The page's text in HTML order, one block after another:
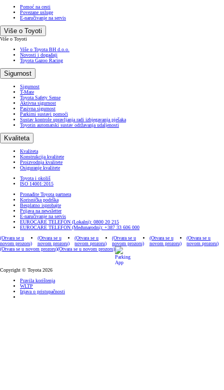
Pomoć na cesti
Povezane usluge
E-naručivanje na servis
Više o Toyoti
Više o Toyoti
Više o Toyota BH d.o.o.
Novosti i događaji
Toyota Gazoo Racing
Sigurnost
Sigurnost
T-Mate
Toyota Safety Sense
Aktivna sigurnost
Pasivna sigurnost
Parkirni sustavi pomoći
Sustav kontrole upravljanja radi izbjegavanja pješaka
Toyotin automatski sustav održavanja udaljenosti
Kvaliteta
Kvaliteta
Konstrukcija kvalitete
Proizvodnja kvalitete
Osiguranje kvalitete
Toyota i okoliš
ISO 14001:2015
Pronađite Toyota partnera
Korisnička podrška
Besplatno isprobajte
Prijava na newsletter
E-naručivanje na servis
EUROCARE TELEFON (Lokalni): 0800 20 215
EUROCARE TELEFON (Međunarodni): +387 33 606 000
(Otvara se u
novom prozoru)
(Otvara se u
novom prozoru)
(Otvara se u
novom prozoru)
(Otvara se u
novom prozoru)
(Otvara se u
novom prozoru)
(Otvara se u
novom prozoru)
(Otvara se u novom prozoru)(Otvara se u novom prozoru)
Copyright © Toyota 2026
Pravila korištenja
WLTP
Izjava o pristupačnosti